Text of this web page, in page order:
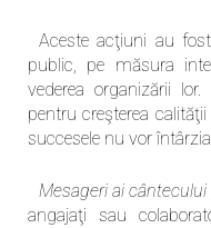
Aceste acţiuni au
public, pe măsura
vederea organizării
pentru creşterea
succesele nu vor
Mesageri ai
angajaţi sau